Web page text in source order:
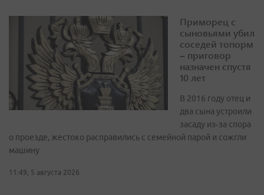
Приморец с
сыновьями убил
соседей топорм
– приговор
назначен спустя
10 лет
В 2016 году отец и
два сына устроили
засаду из‑за спора
о проезде, жестоко расправились с семейной парой и сожгли
машину
11:49, 5 августа 2026